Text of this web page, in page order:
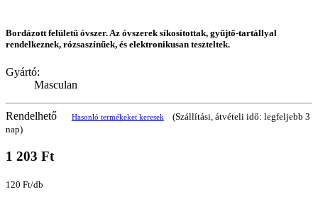
Bordázott felületű óvszer. Az óvszerek síkosítottak, gyűjtő-tartállyal
rendelkeznek, rózsaszínűek, és elektronikusan teszteltek.
Gyártó:
Masculan
Rendelhető Hasonló termékeket keresek
(Szállítási, átvételi idő: legfeljebb 3
nap)
1 203 Ft
120 Ft/db